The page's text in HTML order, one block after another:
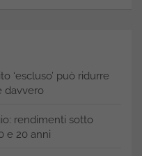
‘escluso’ può ridurre
davvero
rendimenti sotto
e 20 anni